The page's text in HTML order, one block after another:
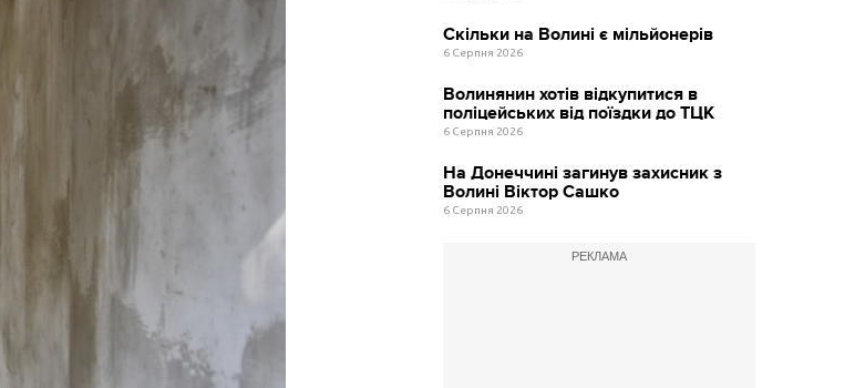
Скільки на Волині є мільйонерів
6 Серпня 2026
Волинянин хотів відкупитися в
поліцейських від поїздки до ТЦК
6 Серпня 2026
На Донеччині загинув захисник з
Волині Віктор Сашко
6 Серпня 2026
РЕКЛАМА